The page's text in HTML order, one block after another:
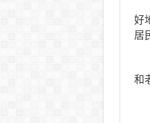
好
居
和